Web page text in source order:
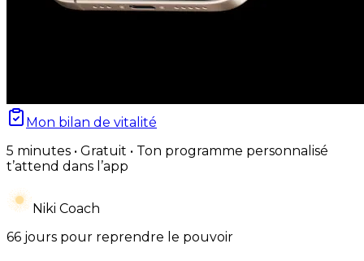
Mon bilan de vitalité
5 minutes • Gratuit • Ton programme personnalisé
t’attend dans l’app
Niki Coach
66 jours pour reprendre le pouvoir